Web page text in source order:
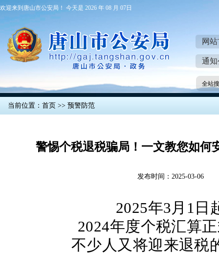
欢迎来到唐山市公安局！ 今天是 2026 年 08 月 07日
网
通
全站
当前位置： 首页 >> 预警防范
警惕个税退税骗局！一文教您如何
发布时间：2025-03-06
2025年3月1日
2024年度个税汇算
不少人又将迎来退税